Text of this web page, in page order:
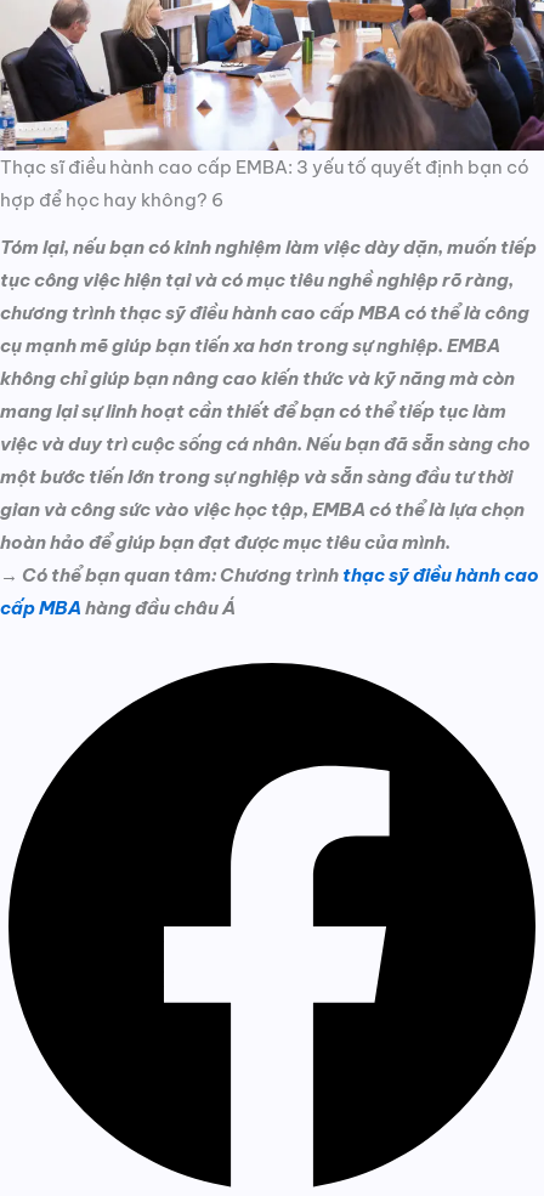
Thạc sĩ điều hành cao cấp EMBA: 3 yếu tố quyết định bạn có
hợp để học hay không? 6
Tóm lại, nếu bạn có kinh nghiệm làm việc dày dặn, muốn tiếp
tục công việc hiện tại và có mục tiêu nghề nghiệp rõ ràng,
chương trình thạc sỹ điều hành cao cấp MBA có thể là công
cụ mạnh mẽ giúp bạn tiến xa hơn trong sự nghiệp. EMBA
không chỉ giúp bạn nâng cao kiến thức và kỹ năng mà còn
mang lại sự linh hoạt cần thiết để bạn có thể tiếp tục làm
việc và duy trì cuộc sống cá nhân. Nếu bạn đã sẵn sàng cho
một bước tiến lớn trong sự nghiệp và sẵn sàng đầu tư thời
gian và công sức vào việc học tập, EMBA có thể là lựa chọn
hoàn hảo để giúp bạn đạt được mục tiêu của mình.
→ Có thể bạn quan tâm: Chương trình thạc sỹ điều hành cao
cấp MBA hàng đầu châu Á